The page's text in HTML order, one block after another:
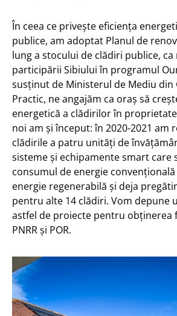
În ceea ce privește eficiența
publice, am adoptat Planul de
lung a stocului de clădiri publice,
participării Sibiului în programul
susținut de Ministerul de Mediu din
Practic, ne angajăm ca oraș să
energetică a clădirilor în
noi am și început: în 2020-2021 am
clădirile a patru unități de
sisteme și echipamente smart care
consumul de energie
energie regenerabilă și deja
pentru alte 14 clădiri. Vom depune
astfel de proiecte pentru obținerea
PNRR și POR.